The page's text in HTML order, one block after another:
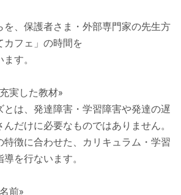
を、保護者さま・外部専門家の先生方
カフェ」の時間を
す。
実した教材»
とは、発達障害・学習障害や発達の遅
だけに必要なものではありません。
特徴に合わせた、カリキュラム・学習
を行ないます。
前»